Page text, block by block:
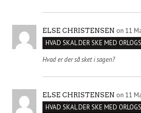
ELSE CHRISTENSEN on 11
HVAD SKAL DER SKE MED
Hvad er der så sket i sagen?
ELSE CHRISTENSEN on 11
HVAD SKAL DER SKE MED